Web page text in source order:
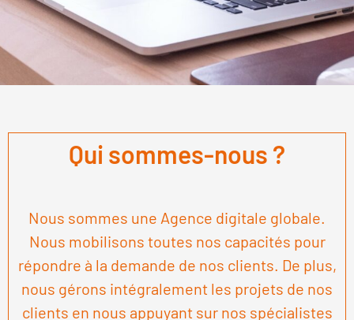
Qui sommes-nous ?
Nous sommes une Agence digitale globale.
Nous mobilisons toutes nos capacités pour
répondre à la demande de nos clients. De plus,
nous gérons intégralement les projets de nos
clients en nous appuyant sur nos spécialistes